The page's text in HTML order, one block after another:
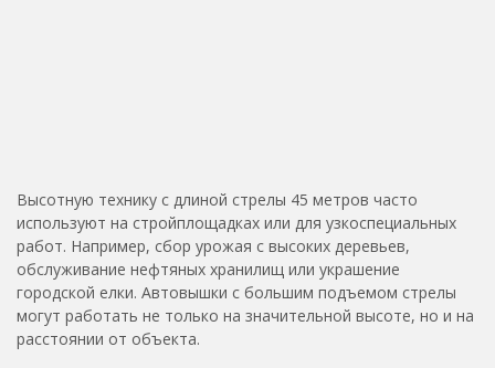
Высотную технику с длиной стрелы 45 метров часто
используют на стройплощадках или для узкоспециальных
работ. Например, сбор урожая с высоких деревьев,
обслуживание нефтяных хранилищ или украшение
городской елки. Автовышки с большим подъемом стрелы
могут работать не только на значительной высоте, но и на
расстоянии от объекта.